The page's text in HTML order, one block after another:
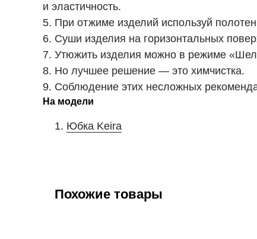
и эластичность.
5. При отжиме изделий используй
6. Суши изделия на горизонтальных
7. Утюжить изделия можно в режиме
8. Но лучшее решение — это химчистка.
9. Соблюдение этих несложных
На модели
Юбка Keira
Похожие товары